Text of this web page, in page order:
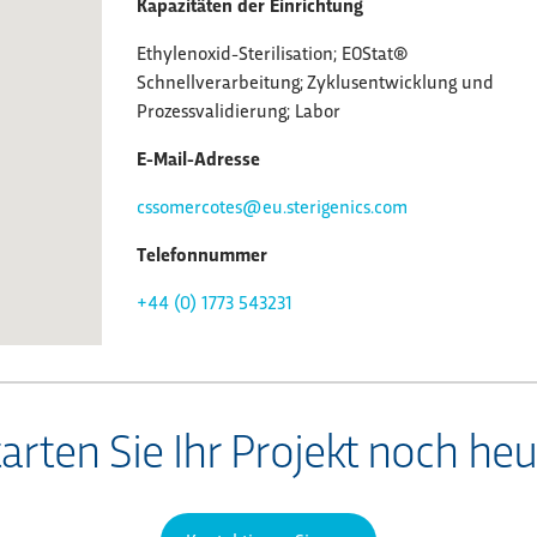
Ethylenoxid-Sterilisation; EOStat®
Schnellverarbeitung; Zyklusentwicklung und
Prozessvalidierung; Labor
E-Mail-Adresse
cssomercotes@eu.sterigenics.com
Telefonnummer
+44 (0) 1773 543231
Sie Ihr Projekt noch